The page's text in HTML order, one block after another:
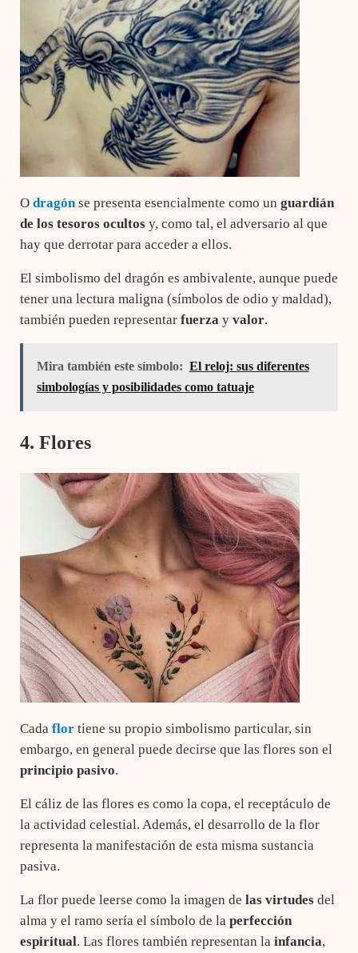
O dragónse presenta esencialmente como un guardián
de los tesoros ocultosy, como tal, el adversario al que
hay que derrotar para acceder a ellos.
El simbolismo del dragón es ambivalente, aunque puede
tener una lectura maligna (símbolos de odio y maldad),
también pueden representar fuerza y valor.
Mira también este símbolo: El reloj: sus diferentes
simbologías y posibilidades como tatuaje
4. Flores
Cada flortiene su propio simbolismo particular, sin
embargo, en general puede decirse que las flores son el
principio pasivo.
El cáliz de las flores es como la copa, el receptáculo de
la actividad celestial. Además, el desarrollo de la flor
representa la manifestación de esta misma sustancia
pasiva.
La flor puede leerse como la imagen de las virtudesdel
alma y el ramo sería el símbolo de la perfección
espiritual. Las flores también representan la infancia,